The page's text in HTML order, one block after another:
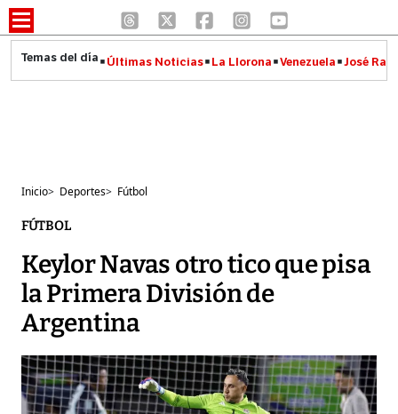
Últimas Noticias La Llorona Venezuela José
Inicio> Deportes> Fútbol
FÚTBOL
Keylor Navas otro tico que pisa
la Primera División de
Argentina